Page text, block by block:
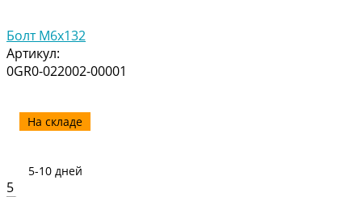
Болт М6х132
Артикул:
0GR0-022002-00001
На складе
5-10 дней
5